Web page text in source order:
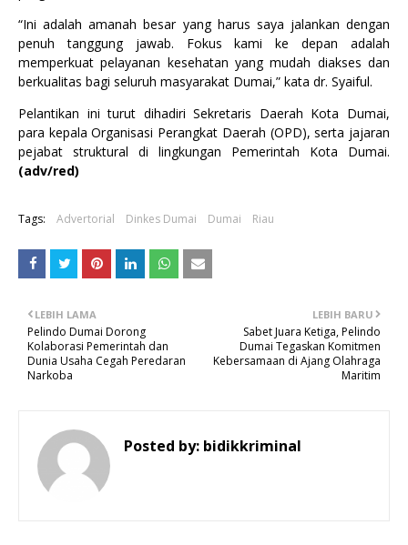
“Ini adalah amanah besar yang harus saya jalankan dengan
penuh tanggung jawab. Fokus kami ke depan adalah
memperkuat pelayanan kesehatan yang mudah diakses dan
berkualitas bagi seluruh masyarakat Dumai,” kata dr. Syaiful.
Pelantikan ini turut dihadiri Sekretaris Daerah Kota Dumai,
para kepala Organisasi Perangkat Daerah (OPD), serta jajaran
pejabat struktural di lingkungan Pemerintah Kota Dumai.
(adv/red)
Tags: Advertorial Dinkes Dumai Dumai Riau
LEBIH BARU
Sabet Juara Ketiga, Pelindo
Dumai Tegaskan Komitmen
Kebersamaan di Ajang Olahraga
Maritim
LEBIH LAMA
Pelindo Dumai Dorong
Kolaborasi Pemerintah dan
Dunia Usaha Cegah Peredaran
Narkoba
Posted by: bidikkriminal